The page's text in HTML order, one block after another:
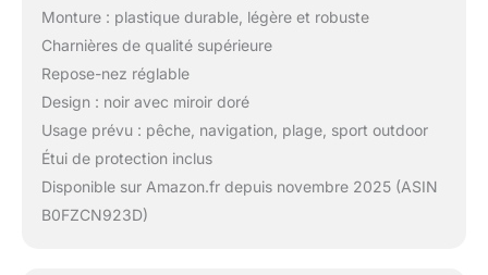
Monture : plastique durable, légère et robuste
Charnières de qualité supérieure
Repose-nez réglable
Design : noir avec miroir doré
Usage prévu : pêche, navigation, plage, sport outdoor
Étui de protection inclus
Disponible sur Amazon.fr depuis novembre 2025 (ASIN
B0FZCN923D)